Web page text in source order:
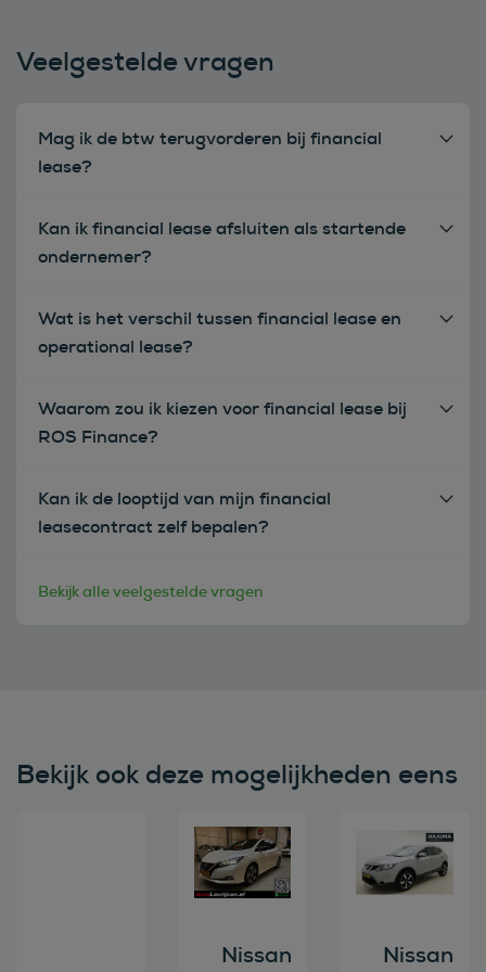
Veelgestelde vragen
Mag ik de btw terugvorderen bij financial
lease?
Kan ik financial lease afsluiten als startende
ondernemer?
Wat is het verschil tussen financial lease en
operational lease?
Waarom zou ik kiezen voor financial lease bij
ROS Finance?
Kan ik de looptijd van mijn financial
leasecontract zelf bepalen?
Bekijk alle veelgestelde vragen
Bekijk ook deze mogelijkheden eens
Bekijk deze auto
Nissan
Bekijk deze
Nissan